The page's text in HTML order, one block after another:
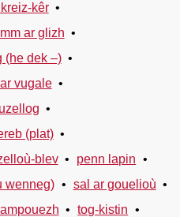
kêr
ar glizh
(he dek –)
vugale
(plat)
blev
penn lapin
wenneg)
sal ar gouelioù
tog-kistin